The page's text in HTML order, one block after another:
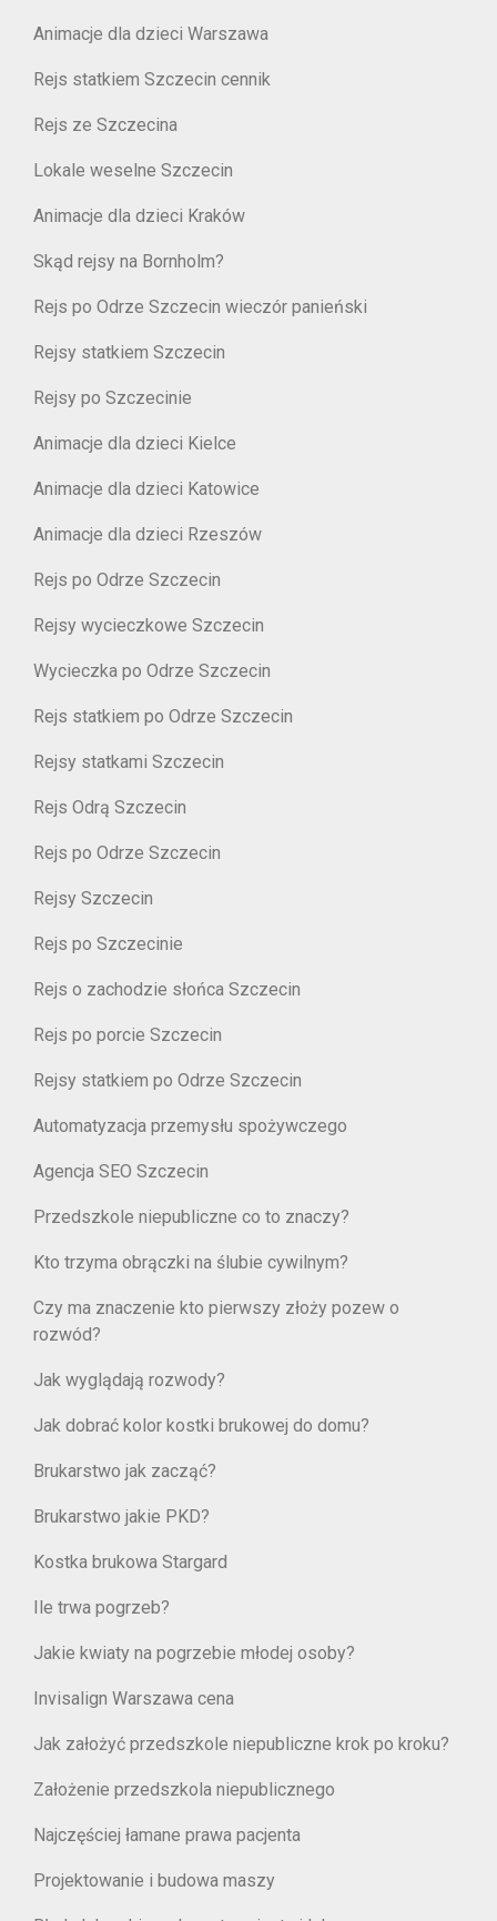
Animacje dla dzieci Warszawa
Rejs statkiem Szczecin cennik
Rejs ze Szczecina
Lokale weselne Szczecin
Animacje dla dzieci Kraków
Skąd rejsy na Bornholm?
Rejs po Odrze Szczecin wieczór panieński
Rejsy statkiem Szczecin
Rejsy po Szczecinie
Animacje dla dzieci Kielce
Animacje dla dzieci Katowice
Animacje dla dzieci Rzeszów
Rejs po Odrze Szczecin
Rejsy wycieczkowe Szczecin
Wycieczka po Odrze Szczecin
Rejs statkiem po Odrze Szczecin
Rejsy statkami Szczecin
Rejs Odrą Szczecin
Rejs po Odrze Szczecin
Rejsy Szczecin
Rejs po Szczecinie
Rejs o zachodzie słońca Szczecin
Rejs po porcie Szczecin
Rejsy statkiem po Odrze Szczecin
Automatyzacja przemysłu spożywczego
Agencja SEO Szczecin
Przedszkole niepubliczne co to znaczy?
Kto trzyma obrączki na ślubie cywilnym?
Czy ma znaczenie kto pierwszy złoży pozew o
rozwód?
Jak wyglądają rozwody?
Jak dobrać kolor kostki brukowej do domu?
Brukarstwo jak zacząć?
Brukarstwo jakie PKD?
Kostka brukowa Stargard
Ile trwa pogrzeb?
Jakie kwiaty na pogrzebie młodej osoby?
Invisalign Warszawa cena
Jak założyć przedszkole niepubliczne krok po kroku?
Założenie przedszkola niepublicznego
Najczęściej łamane prawa pacjenta
Projektowanie i budowa maszy